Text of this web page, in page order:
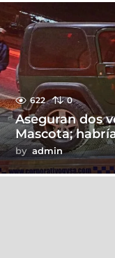
622 0
Aseguran dos
Mascota;
by admin